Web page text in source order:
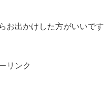
お出かけした方がいいです
リンク